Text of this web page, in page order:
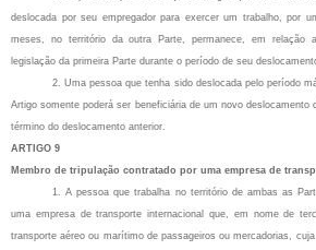
deslocada por seu empregador para exercer um trabalho, por
meses, no território da outra Parte, permanece, em relação
legislação da primeira Parte durante o período de seu
2. Uma pessoa que tenha sido deslocada pelo período
Artigo somente poderá ser beneficiária de um novo deslocamento
término do deslocamento anterior.
ARTIGO 9
Membro de tripulação contratado por uma empresa de
1. A pessoa que trabalha no território de ambas as
uma empresa de transporte internacional que, em nome de
transporte aéreo ou marítimo de passageiros ou mercadorias,